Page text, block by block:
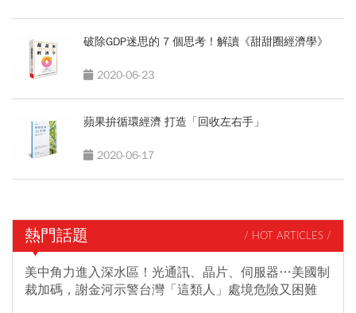
破除GDP迷思的 7 個思考！解讀《甜甜圈經濟學》
2020-06-23
蘋果拚循環經濟 打造「回收左右手」
2020-06-17
熱門話題 / HOT ARTICLES /
美中角力進入深水區！光通訊、晶片、伺服器…美國制
裁加碼，謝金河示警台灣「這類人」處境危險又困難